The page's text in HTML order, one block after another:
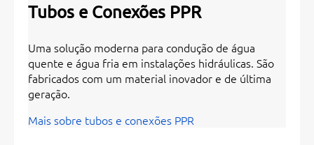
Tubos e Conexões PPR
Uma solução moderna para condução de água
quente e água fria em instalações hidráulicas. São
fabricados com um material inovador e de última
geração.
Mais sobre tubos e conexões PPR